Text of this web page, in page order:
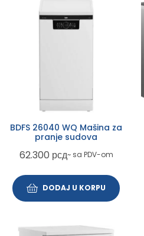
BDFS 26040 WQ Mašina za
pranje sudova
62.300 рсд~ sa PDV-om
DODAJ U KORPU